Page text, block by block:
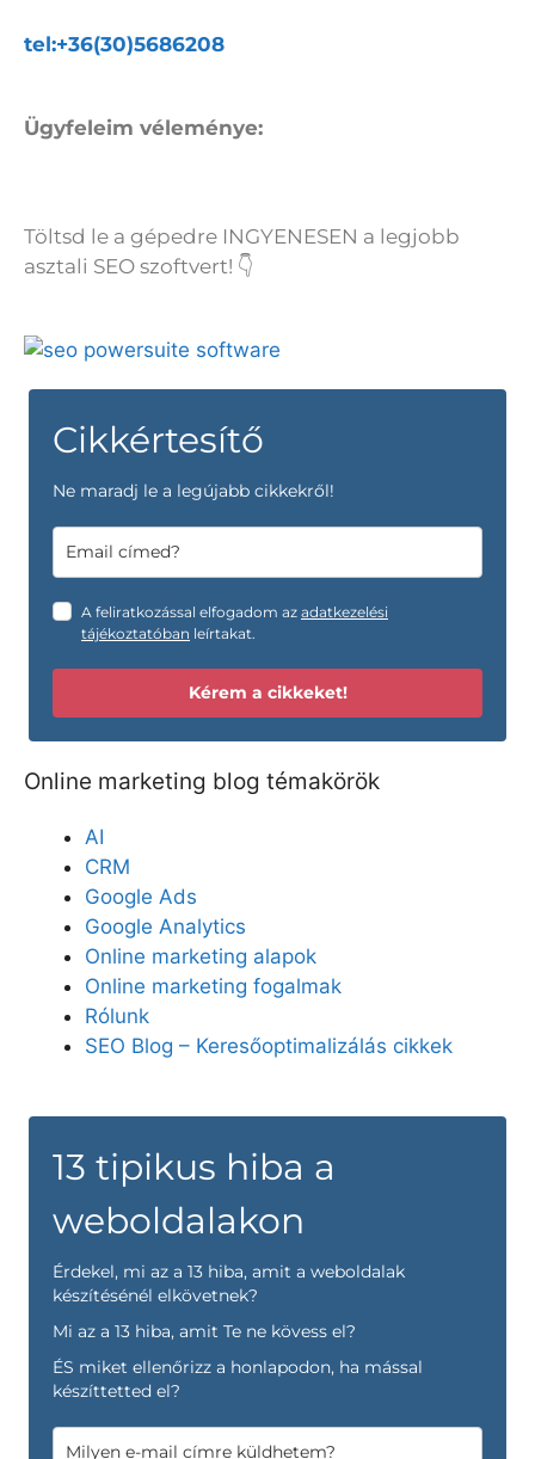
tel:+36(30)5686208
Ügyfeleim véleménye:
Töltsd le a gépedre INGYENESEN a legjobb
asztali SEO szoftvert! 👇
Cikkértesítő
Ne maradj le a legújabb cikkekről!
A feliratkozással elfogadom az adatkezelési
tájékoztatóban leírtakat.
Kérem a cikkeket!
Online marketing blog témakörök
AI
CRM
Google Ads
Google Analytics
Online marketing alapok
Online marketing fogalmak
Rólunk
SEO Blog – Keresőoptimalizálás cikkek
13 tipikus hiba a
weboldalakon
Érdekel, mi az a 13 hiba, amit a weboldalak
készítésénél elkövetnek?
Mi az a 13 hiba, amit Te ne kövess el?
ÉS miket ellenőrizz a honlapodon, ha mással
készíttetted el?